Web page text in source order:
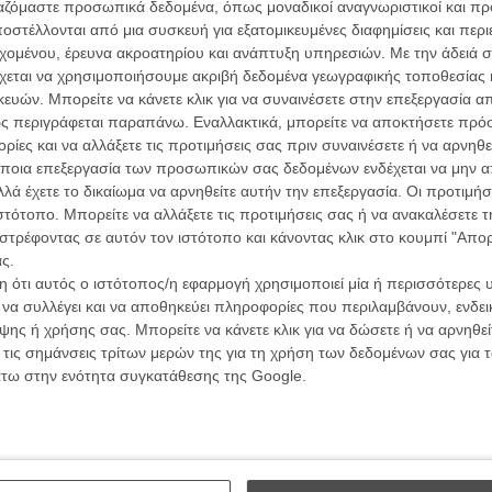
προσωπικά δεδομένα, όπως μοναδικοί αναγνωριστικοί και
από μια συσκευή για εξατομικευμένες διαφημίσεις και
έρευνα ακροατηρίου και ανάπτυξη υπηρεσιών. Με την άδειά
να χρησιμοποιήσουμε ακριβή δεδομένα γεωγραφικής τοποθεσίας
Μπορείτε να κάνετε κλικ για να συναινέσετε στην επεξεργασία
περιγράφεται παραπάνω. Εναλλακτικά, μπορείτε να αποκτήσετε
και να αλλάξετε τις προτιμήσεις σας πριν συναινέσετε ή να
επεξεργασία των προσωπικών σας δεδομένων ενδέχεται να μην
έχετε το δικαίωμα να αρνηθείτε αυτήν την επεξεργασία. Οι
Μπορείτε να αλλάξετε τις προτιμήσεις σας ή να ανακαλέσετε
σε αυτόν τον ιστότοπο και κάνοντας κλικ στο κουμπί
αυτός ο ιστότοπος/η εφαρμογή χρησιμοποιεί μία ή περισσότερες
συλλέγει και να αποθηκεύει πληροφορίες που περιλαμβάνουν,
ή χρήσης σας. Μπορείτε να κάνετε κλικ για να δώσετε ή να
σημάνσεις τρίτων μερών της για τη χρήση των δεδομένων σας
στην ενότητα συγκατάθεσης της Google.
ΑΡΘΡΑ
της ταινία ως Harley Quinn
Ρόμπι (σχεδόν) με λιγότερα ρούχα
Ρόμπι
της πρόσωπο στη Μάργκο Ρόμπι
Βιμ
Θέλω